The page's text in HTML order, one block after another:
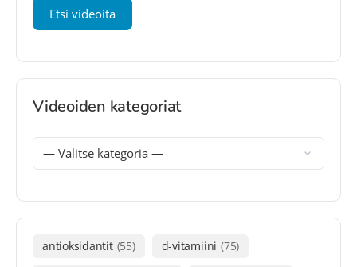
Videoiden kategoriat
antioksidantit (55) d-vitamiini (75)